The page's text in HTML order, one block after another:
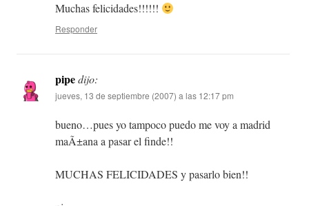
Muchas felicidades!!!!!!
Responder
pipedijo:
jueves, 13 de septiembre (2007) a las 12:17 pm
bueno…pues yo tampoco puedo me voy a madrid
maÃ±ana a pasar el finde!!
MUCHAS FELICIDADES y pasarlo bien!!